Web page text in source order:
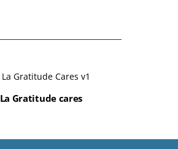
La Gratitude cares